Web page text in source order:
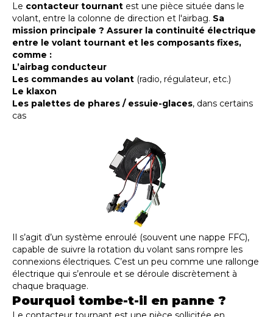
Le contacteur tournant est une pièce située dans le
volant, entre la colonne de direction et l'airbag. Sa
mission principale ? Assurer la continuité électrique
entre le volant tournant et les composants fixes,
comme :
L’airbag conducteur
Les commandes au volant (radio, régulateur, etc.)
Le klaxon
Les palettes de phares / essuie-glaces, dans certains
cas
Il s’agit d’un système enroulé (souvent une nappe FFC),
capable de suivre la rotation du volant sans rompre les
connexions électriques. C’est un peu comme une rallonge
électrique qui s’enroule et se déroule discrètement à
chaque braquage.
Pourquoi tombe-t-il en panne ?